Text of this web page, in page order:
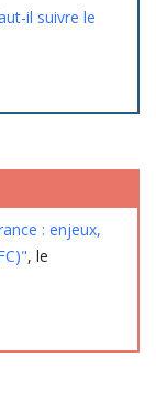
il suivre le
: enjeux,
, le